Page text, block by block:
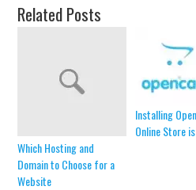
Related Posts
Which Hosting and
Domain to Choose for a
Website
Installing
Online Store